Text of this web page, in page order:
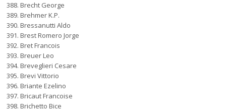
Brecht George
Brehmer K.P.
Bressanutti Aldo
Brest Romero Jorge
Bret Francois
Breuer Leo
Breveglieri Cesare
Brevi Vittorio
Briante Ezelino
Bricaut Francoise
Brichetto Bice